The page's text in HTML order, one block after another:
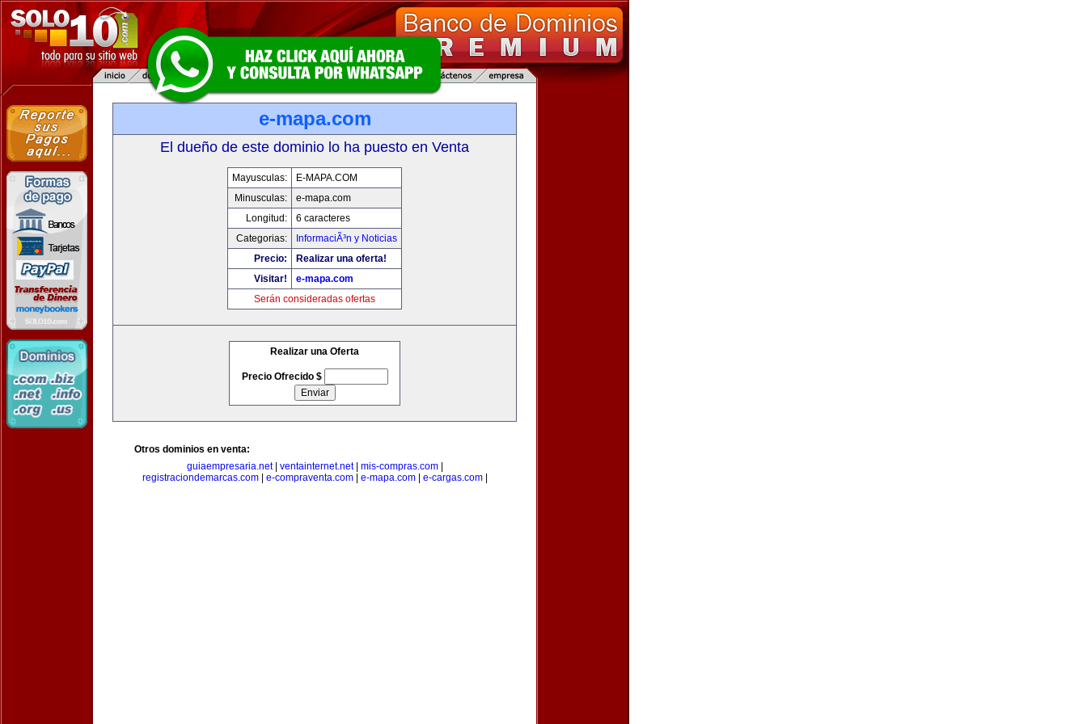
e-mapa.com
El dueño de este dominio lo ha puesto en Venta
Mayusculas:
E-MAPA.COM
Minusculas:
e-mapa.com
Longitud:
6 caracteres
Categorias:
InformaciÃ³n y Noticias
Precio:
Realizar una oferta!
Visitar!
e-mapa.com
Serán consideradas ofertas
Realizar una Oferta
Precio Ofrecido $
Otros dominios en venta:
guiaempresaria.net| ventainternet.net| mis-compras.com|
registraciondemarcas.com| e-compraventa.com| e-mapa.com| e-cargas.com|